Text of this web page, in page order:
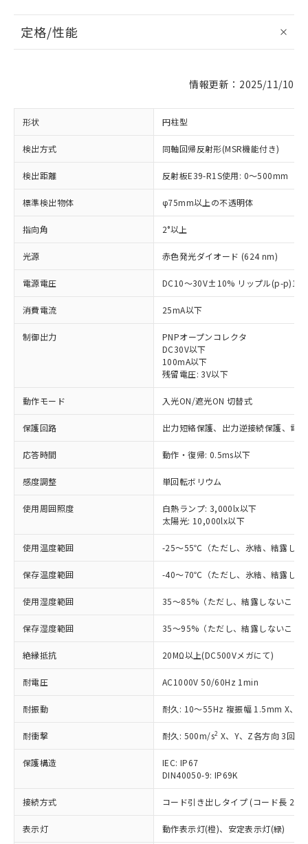
定格/性能
情報更新：2025/11/10
形状 円柱型
検出方式 同軸回帰反射形(MSR機能付き)
検出距離 反射板E39-R1S使用: 0～500mm
標準検出物体 φ75mm以上の不透明体
指向角 2°以上
光源 赤色発光ダイオード (624 nm)
電源電圧 DC10～30V±10% リップル(p-
消費電流 25mA以下
制御出力
PNPオープンコレクタ
DC30V以下
100mA以下
残留電圧: 3V以下
動作モード 入光ON/遮光ON 切替式
保護回路 出力短絡保護、出力逆接続保護、電
応答時間 動作・復帰: 0.5ms以下
感度調整 単回転ボリウム
使用周囲照度
白熱ランプ: 3,000lx以下
太陽光: 10,000lx以下
使用温度範囲 -25～55℃（ただし、氷結、結露しな
保存温度範囲 -40～70℃（ただし、氷結、結露しな
使用湿度範囲 35～85%（ただし、結露しないこと
保存湿度範囲 35～95%（ただし、結露しないこと
絶縁抵抗 20MΩ以上(DC500Vメガにて)
耐電圧 AC1000V 50/60Hz 1min
耐振動 耐久: 10～55Hz 複振幅 1.5mm X、Y
耐衝撃 耐久: 500m/s2 X、Y、Z各方向 3回
保護構造
IEC: IP67
DIN40050-9: IP69K
接続方式 コード引き出しタイプ (コード長 2m)
表示灯 動作表示灯(橙)、安定表示灯(緑)
ご利用条件
以下の条件をお読みいただき、同意のうえ
ご利用ください。
商品の当社在庫状況および標準価格
(税抜)を提供させていただくもので
当社制御機器事業取扱商品の中には、
本サービスの対象外となる商品もある
ことをご了承ください。
在庫状況および標準価格照会結果は、
記載している更新日時点での社内デー
タに基づき作成されるものであり、閲
覧された時点での実際の在庫および標
準価格とは異なる場合があることをご
※1 対応状況
対応済み：EU RoHS指令（10物質）の
非含有に対応した製品が提供可能な商品で
対応予定：EU RoHS指令（10物質）の非含
有に対応した製品に切り替える予定のある
商品です。
対応予定なし：EU RoHS指令（10物質）の
非含有に非対応の商品で、対応品を出す予
定はありません。
調査・確認中：EU RoHS指令（10物質）の
非含有の対応状況を調査中または確認中の
非該当品：ライセンス料など無形物で、有
害物質有無と関係のない商品です。
仕入先様の事情により、非含有部品として
むを得ず変更することがあります。
*EU RoHS指令（10物質）：
鉛(Pb) 1000ppm以下、 水銀(Hg) 1000ppm以下、 カド
六価クロム(Cr(Ⅵ)) 1000ppm以下、ポリ臭化ビフェニル
※1 中国RoHS○×表
「○」：最大均質材料含有率が中国RoHSの
基準値以下であることを示します。
「×」：最大均質材料含有率が中国RoHSの
基準値を超えていることを示します。
「－」：未確認です。当社販売部門へお問
Cr(Ⅵ)(六価クロム) : 1000ppm、 PBBs(ポリ臭化ビフェ
当社は、これら貴社製品のうち、外国
為替および外国貿易法に定める商品
（以下｢規制貨物等」という）を輸出
または国外への提供する場合は、日本
国政府の輸出許可(または役務取引許
可)を取得するなどの必要な手続きを